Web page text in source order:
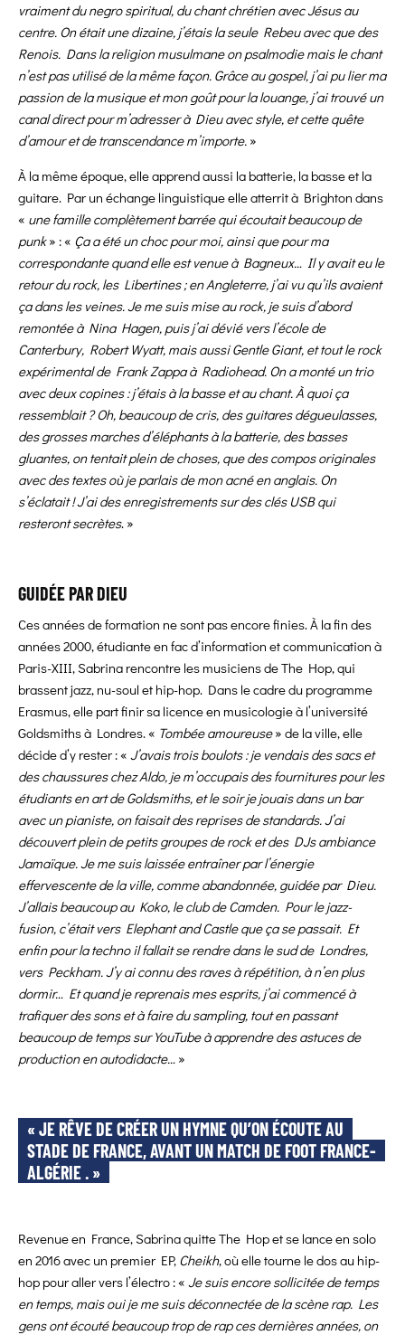
vraiment du negro spiritual, du chant chrétien avec Jésus au
centre. On était une dizaine, j’étais la seule Rebeu avec que des
Renois. Dans la religion musulmane on psalmodie mais le chant
n’est pas utilisé de la même façon. Grâce au gospel, j’ai pu lier ma
passion de la musique et mon goût pour la louange, j’ai trouvé un
canal direct pour m’adresser à Dieu avec style, et cette quête
d’amour et de transcendance m’importe. »
À la même époque, elle apprend aussi la batterie, la basse et la
guitare. Par un échange linguistique elle atterrit à Brighton dans
« une famille complètement barrée qui écoutait beaucoup de
punk» : « Ça a été un choc pour moi, ainsi que pour ma
correspondante quand elle est venue à Bagneux… Il y avait eu le
retour du rock, les Libertines ; en Angleterre, j’ai vu qu’ils avaient
ça dans les veines. Je me suis mise au rock, je suis d’abord
remontée à Nina Hagen, puis j’ai dévié vers l’école de
Canterbury, Robert Wyatt, mais aussi Gentle Giant, et tout le rock
expérimental de Frank Zappa à Radiohead. On a monté un trio
avec deux copines : j’étais à la basse et au chant. À quoi ça
ressemblait ? Oh, beaucoup de cris, des guitares dégueulasses,
des grosses marches d’éléphants à la batterie, des basses
gluantes, on tentait plein de choses, que des compos originales
avec des textes où je parlais de mon acné en anglais. On
s’éclatait ! J’ai des enregistrements sur des clés USB qui
resteront secrètes. »
GUIDÉE PAR DIEU
Ces années de formation ne sont pas encore finies. À la fin des
années 2000, étudiante en fac d’information et communication à
Paris-XIII, Sabrina rencontre les musiciens de The Hop, qui
brassent jazz, nu-soul et hip-hop. Dans le cadre du programme
Erasmus, elle part finir sa licence en musicologie à l’université
Goldsmiths à Londres. « Tombée amoureuse» de la ville, elle
décide d’y rester : « J’avais trois boulots : je vendais des sacs et
des chaussures chez Aldo, je m’occupais des fournitures pour les
étudiants en art de Goldsmiths, et le soir je jouais dans un bar
avec un pianiste, on faisait des reprises de standards. J’ai
découvert plein de petits groupes de rock et des DJs ambiance
Jamaïque. Je me suis laissée entraîner par l’énergie
effervescente de la ville, comme abandonnée, guidée par Dieu.
J’allais beaucoup au Koko, le club de Camden. Pour le jazz-
fusion, c’était vers Elephant and Castle que ça se passait. Et
enfin pour la techno il fallait se rendre dans le sud de Londres,
vers Peckham. J’y ai connu des raves à répétition, à n’en plus
dormir… Et quand je reprenais mes esprits, j’ai commencé à
trafiquer des sons et à faire du sampling, tout en passant
beaucoup de temps sur YouTube à apprendre des astuces de
production en autodidacte… »
« JE RÊVE DE CRÉER UN HYMNE QU’ON ÉCOUTE AU
STADE DE FRANCE, AVANT UN MATCH DE FOOT FRANCE-
ALGÉRIE . »
Revenue en France, Sabrina quitte The Hop et se lance en solo
en 2016 avec un premier EP, Cheikh, où elle tourne le dos au hip-
hop pour aller vers l’électro : « Je suis encore sollicitée de temps
en temps, mais oui je me suis déconnectée de la scène rap. Les
gens ont écouté beaucoup trop de rap ces dernières années, on